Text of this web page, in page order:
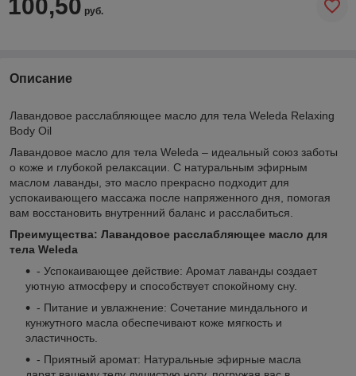
100,50 руб.
Описание
Лавандовое расслабляющее масло для тела Weleda Relaxing
Body Oil
Лавандовое масло для тела Weleda – идеальный союз заботы
о коже и глубокой релаксации. С натуральным эфирным
маслом лаванды, это масло прекрасно подходит для
успокаивающего массажа после напряженного дня, помогая
вам восстановить внутренний баланс и расслабиться.
Преимущества: Лавандовое расслабляющее масло для
тела Weleda
- Успокаивающее действие: Аромат лаванды создает
уютную атмосферу и способствует спокойному сну.
- Питание и увлажнение: Сочетание миндального и
кунжутного масла обеспечивают коже мягкость и
эластичность.
- Приятный аромат: Натуральные эфирные масла